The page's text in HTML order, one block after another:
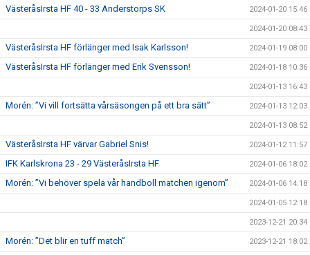
VästeråsIrsta HF 40 - 33 Anderstorps SK 2024-01-20 15:46
2024-01-20 08:43
VästeråsIrsta HF förlänger med Isak Karlsson! 2024-01-19 08:00
VästeråsIrsta HF förlänger med Erik Svensson! 2024-01-18 10:36
2024-01-13 16:43
Morén: ”Vi vill fortsätta vårsäsongen på ett bra sätt” 2024-01-13 12:03
2024-01-13 08:52
VästeråsIrsta HF värvar Gabriel Snis! 2024-01-12 11:57
IFK Karlskrona 23 - 29 VästeråsIrsta HF 2024-01-06 18:02
Morén: ”Vi behöver spela vår handboll matchen igenom” 2024-01-06 14:18
2024-01-05 12:18
2023-12-21 20:34
Morén: ”Det blir en tuff match” 2023-12-21 18:02